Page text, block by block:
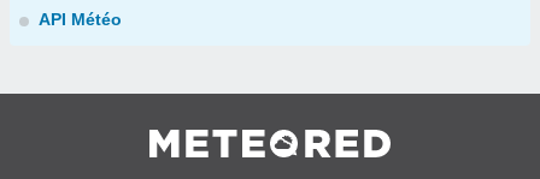
API Météo